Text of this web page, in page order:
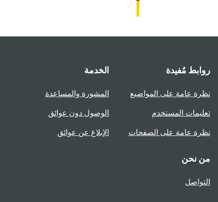
روابط مُفيدة
نظرة عامة على المواضيع
تعليمات المستخدم
نظرة عامة على الصفحات
الخدمة
المشورة والمساعدة
الوصول دون عوائق
الإبلاغ عن عوائق
من نحن
التواصل